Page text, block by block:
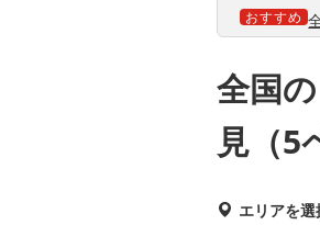
おすすめ
全国
見（5
エリアを選